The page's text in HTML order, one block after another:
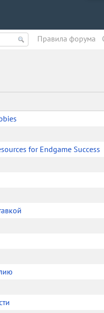
Правила форума
for Endgame Success